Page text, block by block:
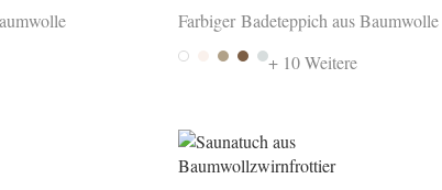
Farbiger Badeteppich aus Baumwolle
WhiteAlmond
Sesame
WoodSilver
+ 10 Weitere